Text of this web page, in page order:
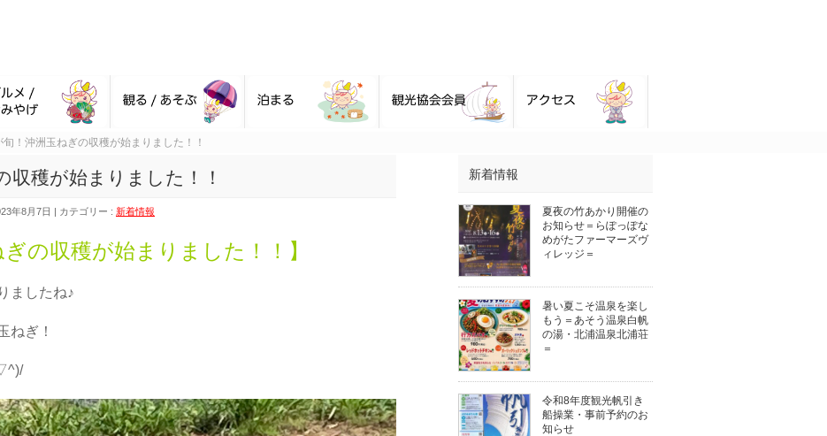
旬！沖洲玉ねぎの収穫が始まりました！！
収穫が始まりました！！
年8月7日 カテゴリー : 新着情報
ぎの収穫が始まりました！！】
ましたね♪
ねぎ！
新着情報
夏夜の竹あかり開催の
お知らせ＝らぽっぽな
めがたファーマーズヴ
ィレッジ＝
暑い夏こそ温泉を楽し
もう＝あそう温泉白帆
の湯・北浦温泉北浦荘
＝
令和8年度観光帆引き
船操業・事前予約のお
知らせ